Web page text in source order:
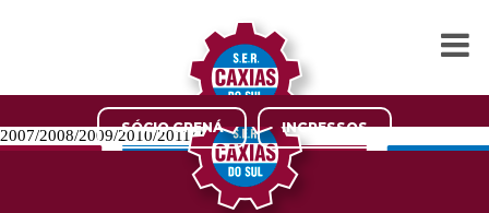
SÓCIO GRENÁ INGRESSOS
2007/2008/2009/2010/2011/2012